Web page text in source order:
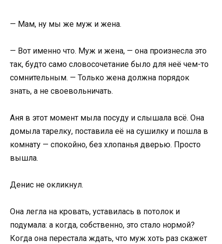
— Мам, ну мы же муж и жена.
— Вот именно что. Муж и жена, — она произнесла это
так, будто само словосочетание было для неё чем-то
сомнительным. — Только жена должна порядок
знать, а не своевольничать.
Аня в этот момент мыла посуду и слышала всё. Она
домыла тарелку, поставила её на сушилку и пошла в
комнату — спокойно, без хлопанья дверью. Просто
вышла.
Денис не окликнул.
Она легла на кровать, уставилась в потолок и
подумала: а когда, собственно, это стало нормой?
Когда она перестала ждать, что муж хоть раз скажет